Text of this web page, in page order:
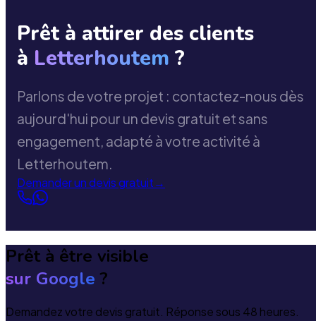
Prêt à attirer des clients
à Letterhoutem ?
Parlons de votre projet : contactez-nous dès
aujourd'hui pour un devis gratuit et sans
engagement, adapté à votre activité à
Letterhoutem.
Demander un devis gratuit→
Prêt à être visible
sur Google ?
Demandez votre devis gratuit. Réponse sous 48 heures.